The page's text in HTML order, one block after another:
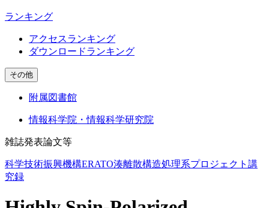
ランキング
アクセスランキング
ダウンロードランキング
その他
附属図書館
情報科学院・情報科学研究院
雑誌発表論文等
科学技術振興機構ERATO湊離散構造処理系プロジェクト講
究録